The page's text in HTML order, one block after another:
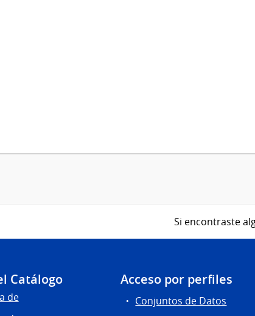
Si encontraste
Catálogo
de
Acceso por perfiles
Conjuntos de Datos